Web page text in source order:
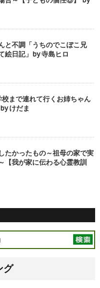
不調「うちのでこぼこ兄
日記」by 寺島ヒロ
まで連れて行くお姉ちゃん
けだま
たかったもの～祖母の家で実
【我が家に伝わる心霊教訓
グ